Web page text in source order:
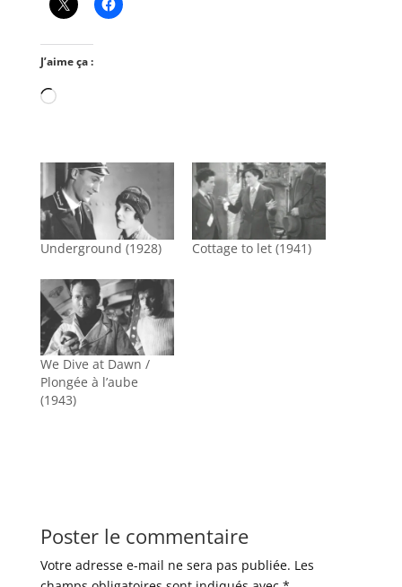
J’aime ça :
Chargement…
Underground (1928) Cottage to let (1941)
We Dive at Dawn /
Plongée à l’aube
(1943)
Poster le commentaire
Votre adresse e-mail ne sera pas publiée. Les